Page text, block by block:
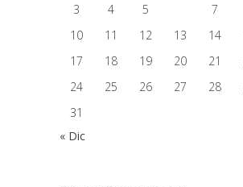
3
4 5 7
10
11 12 13 14
17
18 19 20 21
24
25 26 27 28
31
« Dic